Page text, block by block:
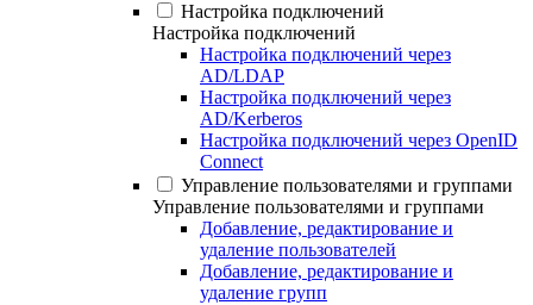
Настройка подключений
Настройка подключений
Настройка подключений через
AD/LDAP
Настройка подключений через
AD/Kerberos
Настройка подключений через OpenID
Connect
Управление пользователями и группами
Управление пользователями и группами
Добавление, редактирование и
удаление пользователей
Добавление, редактирование и
удаление групп